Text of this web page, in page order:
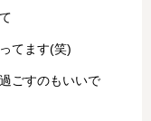
てます(笑)
ごすのもいいで